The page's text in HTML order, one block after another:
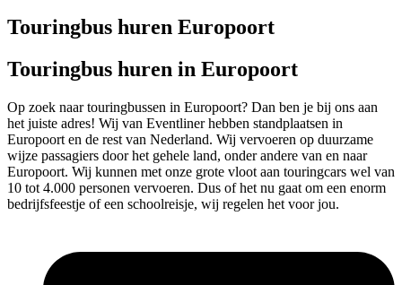
Touringbus huren Europoort
Touringbus huren in Europoort
Op zoek naar touringbussen in Europoort? Dan ben je bij ons aan
het juiste adres! Wij van Eventliner hebben standplaatsen in
Europoort en de rest van Nederland. Wij vervoeren op duurzame
wijze passagiers door het gehele land, onder andere van en naar
Europoort. Wij kunnen met onze grote vloot aan touringcars wel van
10 tot 4.000 personen vervoeren. Dus of het nu gaat om een enorm
bedrijfsfeestje of een schoolreisje, wij regelen het voor jou.